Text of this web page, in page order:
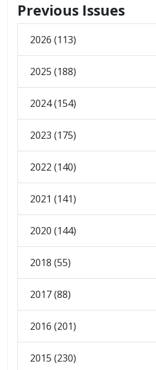
Previous Issues
2026 (113)
2025 (188)
2024 (154)
2023 (175)
2022 (140)
2021 (141)
2020 (144)
2018 (55)
2017 (88)
2016 (201)
2015 (230)